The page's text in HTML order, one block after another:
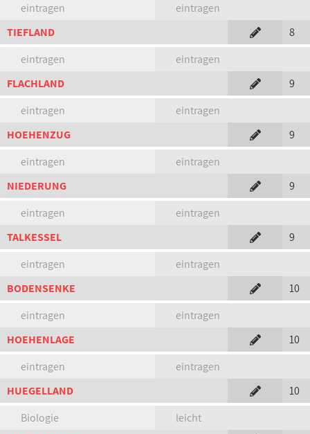
eintragen
eintragen
TIEFLAND
8
eintragen
eintragen
FLACHLAND
9
eintragen
eintragen
HOEHENZUG
9
eintragen
eintragen
NIEDERUNG
9
eintragen
eintragen
TALKESSEL
9
eintragen
eintragen
BODENSENKE
10
eintragen
eintragen
HOEHENLAGE
10
eintragen
eintragen
HUEGELLAND
10
Biologie
leicht